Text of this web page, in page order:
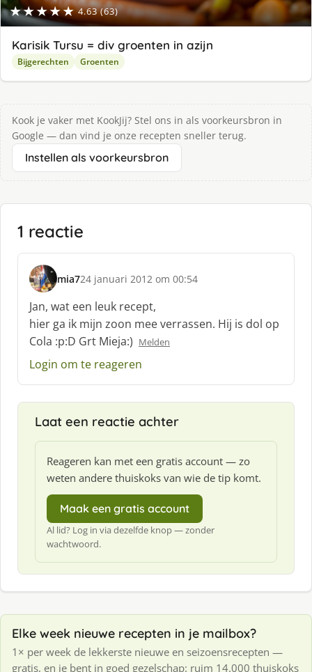
★★★★★ 4.63 (63)
Karisik Tursu = div groenten in azijn
Bijgerechten Groenten
Kook je vaker met KookJij? Stel ons in als voorkeursbron in
Google — dan vind je onze recepten sneller terug.
Instellen als voorkeursbron
1 reactie
mia7
s
c
h
r
e
e
:
24 januari 2012 om 00:54
Jan, wat een leuk recept,
hier ga ik mijn zoon mee verrassen. Hij is dol op
Cola :p:D Grt Mieja:) Melden
Login om te reageren
Laat een reactie achter
Reageren kan met een gratis account — zo
weten andere thuiskoks van wie de tip komt.
Maak een gratis account
Al lid? Log in via dezelfde knop — zonder
wachtwoord.
Elke week nieuwe recepten in je mailbox?
1× per week de lekkerste nieuwe en seizoensrecepten —
gratis, en je bent in goed gezelschap: ruim 14.000 thuiskoks